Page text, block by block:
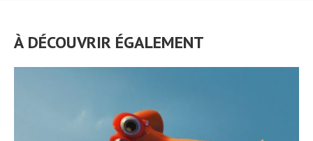
À DÉCOUVRIR ÉGALEMENT